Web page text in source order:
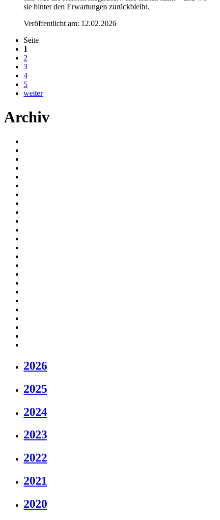
sie hinter den Erwartungen zurückbleibt.
Veröffentlicht am: 12.02.2026
Seite
1
2
3
4
5
weiter
Archiv
2026
2025
2024
2023
2022
2021
2020